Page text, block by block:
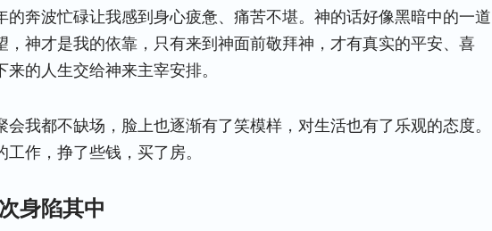
的奔波忙碌让我感到身心疲惫、痛苦不堪。神的话好像黑暗中的一道
，神才是我的依靠，只有来到神面前敬拜神，才有真实的平安、喜
的人生交给神来主宰安排。
会我都不缺场，脸上也逐渐有了笑模样，对生活也有了乐观的态度。
作，挣了些钱，买了房。
身陷其中